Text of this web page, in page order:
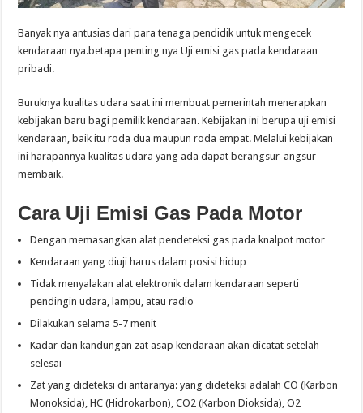
Banyak nya antusias dari para tenaga pendidik untuk mengecek
kendaraan nya.betapa penting nya Uji emisi gas pada kendaraan
pribadi.
Buruknya kualitas udara saat ini membuat pemerintah menerapkan
kebijakan baru bagi pemilik kendaraan. Kebijakan ini berupa uji emisi
kendaraan, baik itu roda dua maupun roda empat. Melalui kebijakan
ini harapannya kualitas udara yang ada dapat berangsur-angsur
membaik.
Cara Uji Emisi Gas Pada Motor
Dengan memasangkan alat pendeteksi gas pada knalpot motor
Kendaraan yang diuji harus dalam posisi hidup
Tidak menyalakan alat elektronik dalam kendaraan seperti
pendingin udara, lampu, atau radio
Dilakukan selama 5-7 menit
Kadar dan kandungan zat asap kendaraan akan dicatat setelah
selesai
Zat yang dideteksi di antaranya: yang dideteksi adalah CO (Karbon
Monoksida), HC (Hidrokarbon), CO2 (Karbon Dioksida), O2